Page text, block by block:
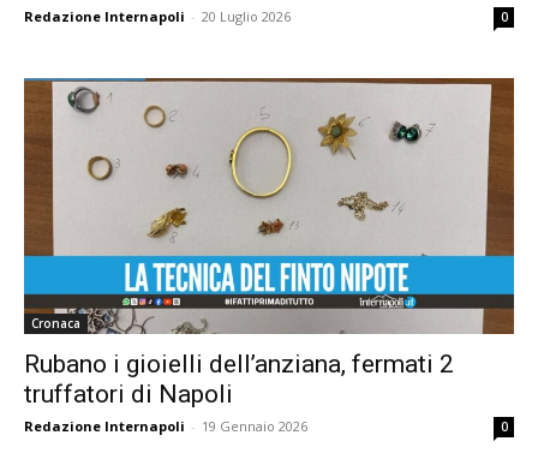
Redazione Internapoli - 20 Luglio 2026 0
Cronaca
Rubano i gioielli dell’anziana, fermati 2
truffatori di Napoli
Redazione Internapoli - 19 Gennaio 2026 0